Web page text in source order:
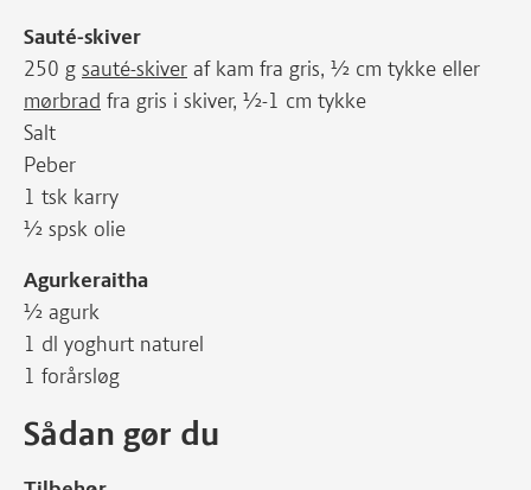
Sauté-skiver
250 g sauté-skiver af kam fra gris, ½ cm tykke eller
mørbrad fra gris i skiver, ½-1 cm tykke
Salt
Peber
1 tsk karry
½ spsk olie
Agurkeraitha
½ agurk
1 dl yoghurt naturel
1 forårsløg
Sådan gør du